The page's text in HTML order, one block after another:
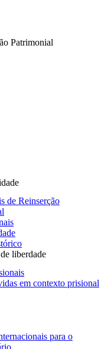
Patrimonial
de Reinserção
liberdade
em contexto prisional
para o